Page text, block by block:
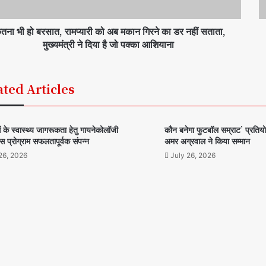
भी हो बरसात, रामप्यारी को अब मकान गिरने का डर नहीं सताता,
मुख्यमंत्री ने दिया है जो पक्का आशियाना
Articles
के स्वास्थ्य जागरूकता हेतु गायनेकोलॉजी
प्रोग्राम सफलतापूर्वक संपन्न
2026
कौन बनेगा फुटबॉल सम्राट’
अमर अग्रवाल ने किया सम्मान
July 26, 2026